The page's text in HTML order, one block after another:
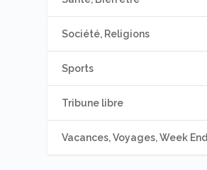
Société, Religions
Sports
Tribune libre
Vacances, Voyages, Week End